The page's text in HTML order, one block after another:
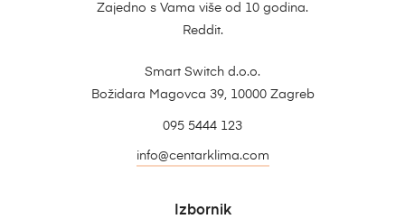
Zajedno s Vama više od 10 godina.
Reddit.
Smart Switch d.o.o.
Božidara Magovca 39, 10000 Zagreb
095 5444 123
info@centarklima.com
Izbornik